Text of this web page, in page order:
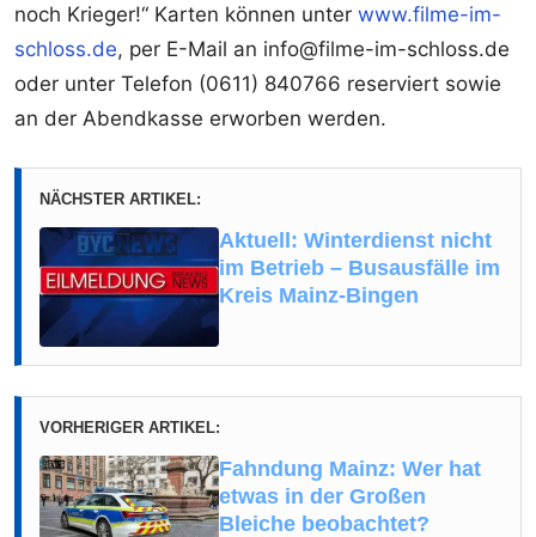
noch Krieger!“ Karten können unter www.filme-im-
schloss.de, per E-Mail an info@filme-im-schloss.de
oder unter Telefon (0611) 840766 reserviert sowie
an der Abendkasse erworben werden.
NÄCHSTER ARTIKEL:
Aktuell: Winterdienst nicht
im Betrieb – Busausfälle im
Kreis Mainz-Bingen
VORHERIGER ARTIKEL:
Fahndung Mainz: Wer hat
etwas in der Großen
Bleiche beobachtet?